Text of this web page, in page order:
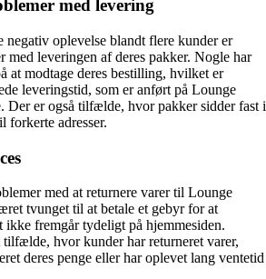
med levering
negativ oplevelse blandt flere kunder er
med leveringen af deres pakker. Nogle har
at modtage deres bestilling, hvilket er
leveringstid, som er anført på Lounge
Der er også tilfælde, hvor pakker sidder fast i
forkerte adresser.
med at returnere varer til Lounge
tvunget til at betale et gebyr for at
ikke fremgår tydeligt på hjemmesiden.
hvor kunder har returneret varer,
deres penge eller har oplevet lang ventetid